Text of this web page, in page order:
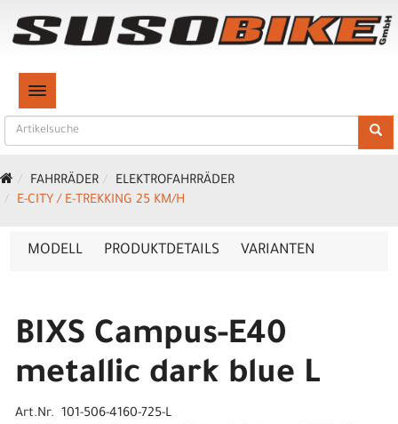
TOGGLE NAVIGATION
FAHRRÄDER
ELEKTROFAHRRÄDER
E-CITY / E-TREKKING 25 KM/H
MODELL PRODUKTDETAILS VARIANTEN
BIXS Campus-E40
metallic dark blue L
Art.Nr. 101-506-4160-725-L